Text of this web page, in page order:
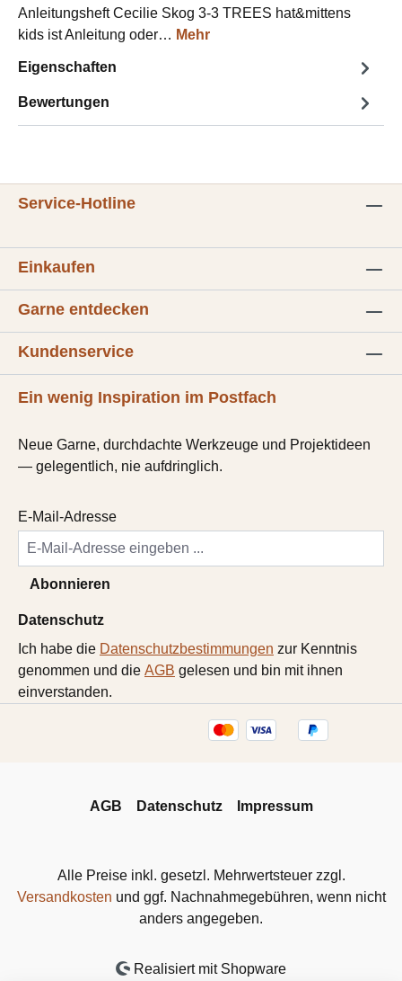
Anleitungsheft Cecilie Skog 3-3 TREES hat&mittens
kids ist Anleitung oder… Mehr
Eigenschaften
Bewertungen
Service-Hotline
Einkaufen
Garne entdecken
Kundenservice
Ein wenig Inspiration im Postfach
Neue Garne, durchdachte Werkzeuge und Projektideen
— gelegentlich, nie aufdringlich.
E-Mail-Adresse
Abonnieren
Datenschutz
Ich habe die Datenschutzbestimmungen zur Kenntnis
genommen und die AGB gelesen und bin mit ihnen
einverstanden.
AGB Datenschutz Impressum
Alle Preise inkl. gesetzl. Mehrwertsteuer zzgl.
Versandkosten und ggf. Nachnahmegebühren, wenn nicht
anders angegeben.
Realisiert mit Shopware